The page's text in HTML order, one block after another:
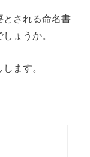
とされる命名書
ょうか。
ます。